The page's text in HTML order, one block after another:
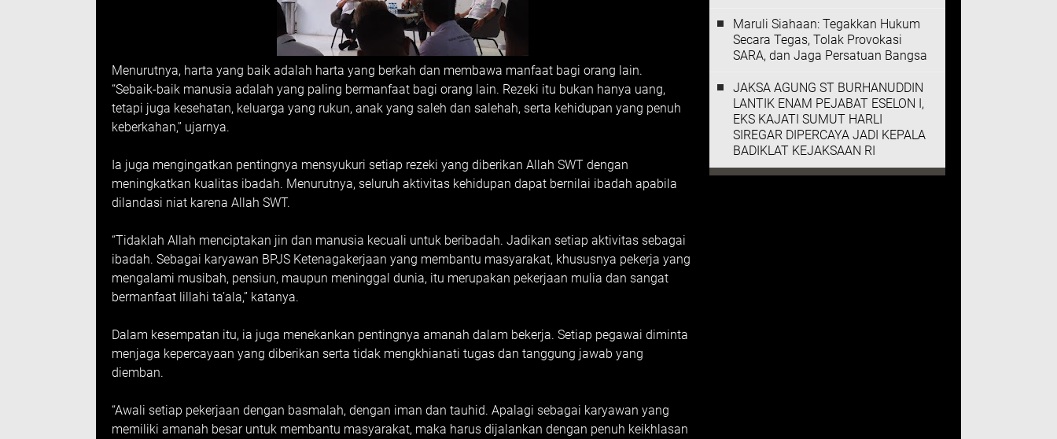
Menurutnya, harta yang baik adalah harta yang berkah dan membawa manfaat bagi orang lain.
“Sebaik-baik manusia adalah yang paling bermanfaat bagi orang lain. Rezeki itu bukan hanya uang,
tetapi juga kesehatan, keluarga yang rukun, anak yang saleh dan salehah, serta kehidupan yang penuh
keberkahan,” ujarnya.
Ia juga mengingatkan pentingnya mensyukuri setiap rezeki yang diberikan Allah SWT dengan
meningkatkan kualitas ibadah. Menurutnya, seluruh aktivitas kehidupan dapat bernilai ibadah apabila
dilandasi niat karena Allah SWT.
“Tidaklah Allah menciptakan jin dan manusia kecuali untuk beribadah. Jadikan setiap aktivitas sebagai
ibadah. Sebagai karyawan BPJS Ketenagakerjaan yang membantu masyarakat, khususnya pekerja yang
mengalami musibah, pensiun, maupun meninggal dunia, itu merupakan pekerjaan mulia dan sangat
bermanfaat lillahi ta’ala,” katanya.
Dalam kesempatan itu, ia juga menekankan pentingnya amanah dalam bekerja. Setiap pegawai diminta
menjaga kepercayaan yang diberikan serta tidak mengkhianati tugas dan tanggung jawab yang
diemban.
“Awali setiap pekerjaan dengan basmalah, dengan iman dan tauhid. Apalagi sebagai karyawan yang
memiliki amanah besar untuk membantu masyarakat, maka harus dijalankan dengan penuh keikhlasan
Maruli Siahaan: Tegakkan Hukum
Secara Tegas, Tolak Provokasi
SARA, dan Jaga Persatuan Bangsa
JAKSA AGUNG ST BURHANUDDIN
LANTIK ENAM PEJABAT ESELON I,
EKS KAJATI SUMUT HARLI
SIREGAR DIPERCAYA JADI KEPALA
BADIKLAT KEJAKSAAN RI